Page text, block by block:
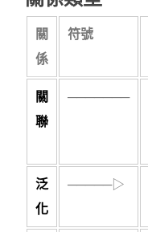
關
係
符號
關
聯
───────
泛
化
─────▷